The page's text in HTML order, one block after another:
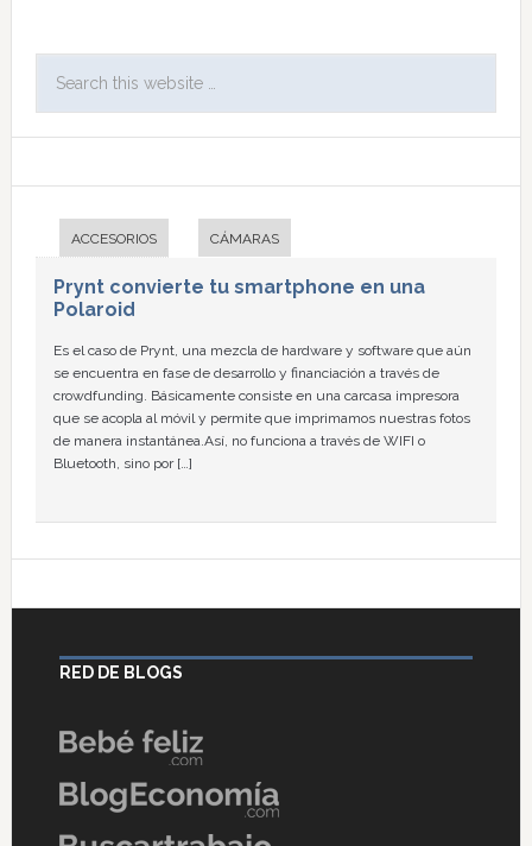
ACCESORIOS CÁMARAS
Prynt convierte tu smartphone en una
Polaroid
Es el caso de Prynt, una mezcla de hardware y software que aún
se encuentra en fase de desarrollo y financiación a través de
crowdfunding. Básicamente consiste en una carcasa impresora
que se acopla al móvil y permite que imprimamos nuestras fotos
de manera instantánea.Así, no funciona a través de WIFI o
Bluetooth, sino por […]
RED DE BLOGS